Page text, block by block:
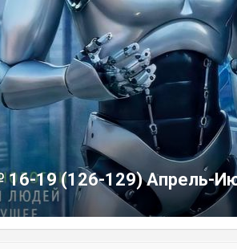
16-19 (126-129) Апрель-